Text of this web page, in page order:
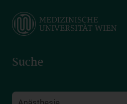
main
Suche